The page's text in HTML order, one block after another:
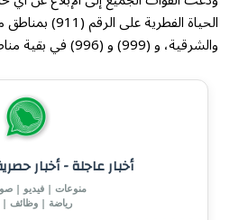
الحياة الفطرية على
والشرقية، و (999) و (996) في بقية مناطق المملكة.
أخبار عاجلة - أخبار
منوعات | فيديو | صور |
رياضة | وظائف |